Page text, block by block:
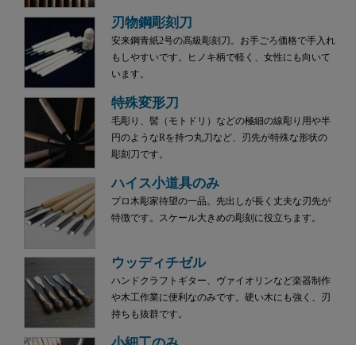
刃物鋼彫刻刀
安来鋼青紙2号の高級彫刻刀。お手ごろ価格で手入れ
もしやすいです。ヒノキ柄で軽く、女性にも向いて
います。
特殊変形刀
毛彫り、髻（モトドリ）などの極細の線彫り用や半
円のようなRを持つ丸刀など、刃先が特殊な形状の
彫刻刀です。
ハイス小道具のみ
プロ木彫家待望の一品。先出しが長く丈夫な刃先が
特徴です。スケール大きめの彫刻に役立ちます。
ウッディチゼル
ハンドクラフトギター、ヴァイオリンなど楽器制作
や木工作業に便利なのみです。硬い木にも強く、刃
持ちも抜群です。